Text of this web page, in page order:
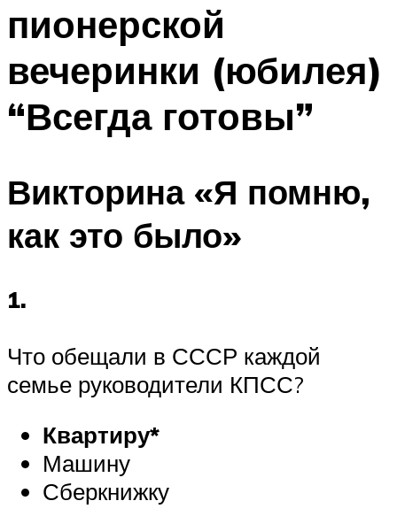
Меню
пионерской
вечеринки (юбилея)
“Всегда готовы”
Викторина «Я помню,
как это было»
1.
Что обещали в СССР каждой
семье руководители КПСС?
Квартиру*
Машину
Сберкнижку